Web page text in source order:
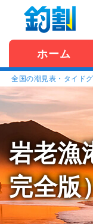
ホーム
全国の潮見表・タイド
岩老漁
完全版